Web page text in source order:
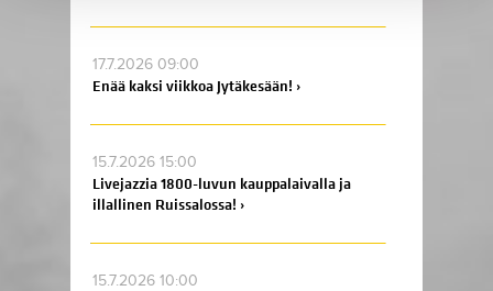
17.7.2026 09:00
Enää kaksi viikkoa Jytäkesään! ›
15.7.2026 15:00
Livejazzia 1800-luvun kauppalaivalla ja
illallinen Ruissalossa! ›
15.7.2026 10:00